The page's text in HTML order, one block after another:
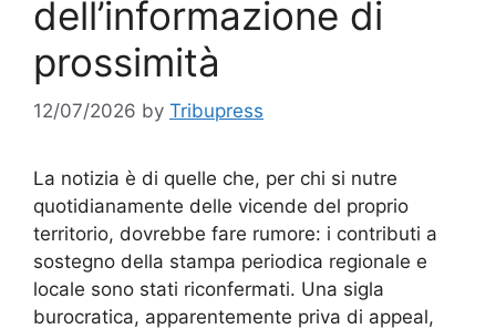
dell’informazione di
prossimità
12/07/2026 by Tribupress
La notizia è di quelle che, per chi si nutre
quotidianamente delle vicende del proprio
territorio, dovrebbe fare rumore: i contributi a
sostegno della stampa periodica regionale e
locale sono stati riconfermati. Una sigla
burocratica, apparentemente priva di appeal,